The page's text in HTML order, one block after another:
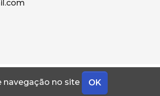
navegação no site OK